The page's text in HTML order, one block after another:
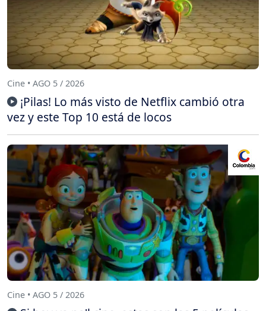
Cine • AGO 5 / 2026
¡Pilas! Lo más visto de Netflix cambió otra
vez y este Top 10 está de locos
Cine • AGO 5 / 2026